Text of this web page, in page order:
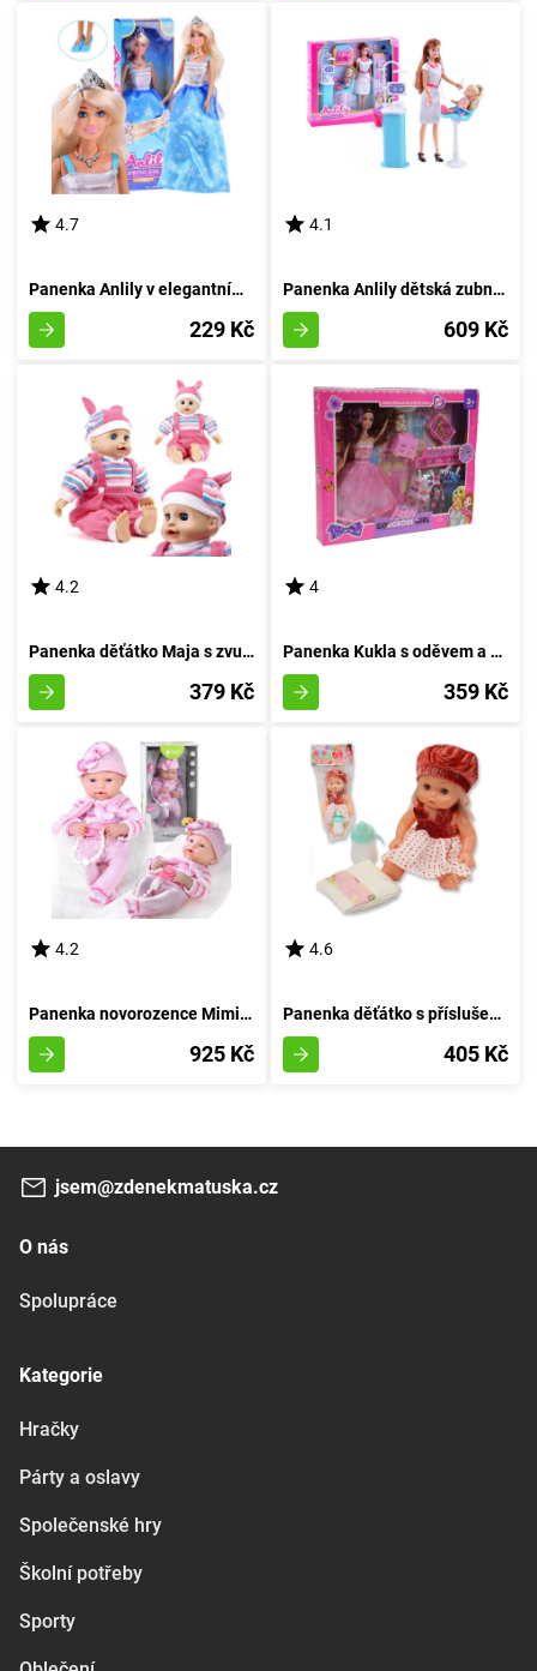
4.7
Panenka Anlily v elegantním oděvu a koruně
229 Kč
4.1
Panenka Anlily dětská zubní lékařka
609 Kč
4.2
Panenka děťátko Maja s zvukovými efekty
379 Kč
4
Panenka Kukla s oděvem a příslušenstvím
359 Kč
4.2
Panenka novorozence Mimi s pacifierem
925 Kč
4.6
Panenka děťátko s příslušenstvím 30 cm
405 Kč
jsem@zdenekmatuska.cz
O nás
Spolupráce
Kategorie
Hračky
Párty a oslavy
Společenské hry
Školní potřeby
Sporty